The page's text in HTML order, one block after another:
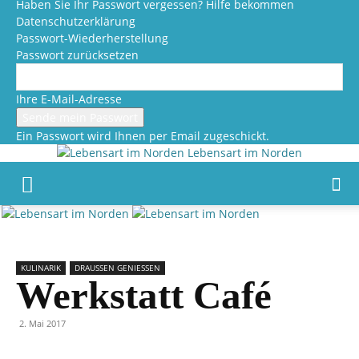
Haben Sie Ihr Passwort vergessen? Hilfe bekommen
Datenschutzerklärung
Passwort-Wiederherstellung
Passwort zurücksetzen
Ihre E-Mail-Adresse
Ein Passwort wird Ihnen per Email zugeschickt.
Lebensart im Norden
KULINARIK DRAUSSEN GENIESSEN
Werkstatt Café
2. Mai 2017